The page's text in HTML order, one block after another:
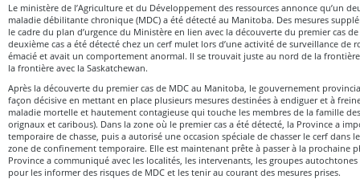
Le ministère de l’Agriculture et du Développement des ressources annonce qu’un
maladie débilitante chronique (MDC) a été détecté au Manitoba. Des mesures
le cadre du plan d’urgence du Ministère en lien avec la découverte du premier cas
deuxième cas a été détecté chez un cerf mulet lors d’une activité de surveillance de
émacié et avait un comportement anormal. Il se trouvait juste au nord de la
la frontière avec la Saskatchewan.
Après la découverte du premier cas de MDC au Manitoba, le gouvernement
façon décisive en mettant en place plusieurs mesures destinées à endiguer et à
maladie mortelle et hautement contagieuse qui touche les membres de la famille
orignaux et caribous). Dans la zone où le premier cas a été détecté, la Province a
temporaire de chasse, puis a autorisé une occasion spéciale de chasser le cerf dans
zone de confinement temporaire. Elle est maintenant prête à passer à la prochaine
Province a communiqué avec les localités, les intervenants, les groupes
pour les informer des risques de MDC et les tenir au courant des mesures prises.